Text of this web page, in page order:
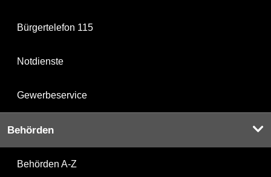
Bürgertelefon 115
Notdienste
Gewerbeservice
Behörden
Behörden A-Z